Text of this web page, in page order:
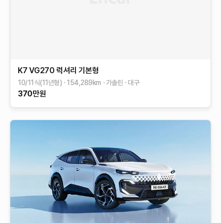
K7 VG270 럭셔리 기본형
10/11식(11년형) 154,289km 가솔린 대구
370만원